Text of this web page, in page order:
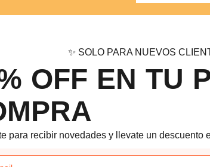
✨ SOLO PARA NUEVOS
OFF EN TU
para recibir novedades y llevate un descuento